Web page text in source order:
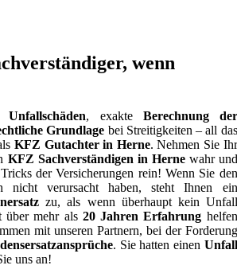
wenn
, exakte Berechnung der
Grundlage bei Streitigkeiten – all das
KFZ Gutachter in Herne. Nehmen Sie Ihr
KFZ Sachverständigen in Hernewahr und
der Versicherungen rein! Wenn Sie den
nicht verursacht haben, steht Ihnen ein
zu, als wenn überhaupt kein Unfall
über mehr als 20 Jahren Erfahrung helfen
mit unseren Partnern, bei der Forderung
. Sie hatten einen Unfall
uns an!